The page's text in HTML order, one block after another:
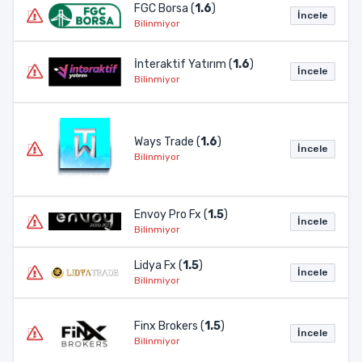
FGC Borsa (1.6)
Bilinmiyor
İncele
İnteraktif Yatırım (1.6)
Bilinmiyor
İncele
Ways Trade (1.6)
Bilinmiyor
İncele
Envoy Pro Fx (1.5)
Bilinmiyor
İncele
Lidya Fx (1.5)
Bilinmiyor
İncele
Finx Brokers (1.5)
Bilinmiyor
İncele